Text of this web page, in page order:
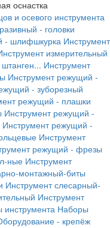
оснастка
и осевого инструмента
- головки
- шлифшкурка Инструмент
измерительный
Инструмент
Инструмент режущий -
- зуборезный
режущий - плашки
Инструмент режущий -
Инструмент режущий -
Инструмент
режущий - фрезы
ные Инструмент
монтажный-биты
Инструмент слесарный-
Инструмент
инструмента Наборы
- крепёж